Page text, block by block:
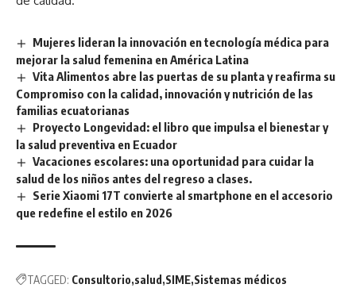
Mujeres lideran la innovación en tecnología médica para
mejorar la salud femenina en América Latina
Vita Alimentos abre las puertas de su planta y reafirma su
Compromiso con la calidad, innovación y nutrición de las
familias ecuatorianas
Proyecto Longevidad: el libro que impulsa el bienestar y
la salud preventiva en Ecuador
Vacaciones escolares: una oportunidad para cuidar la
salud de los niños antes del regreso a clases.
Serie Xiaomi 17T convierte al smartphone en el accesorio
que redefine el estilo en 2026
TAGGED: Consultorio salud SIME Sistemas médicos